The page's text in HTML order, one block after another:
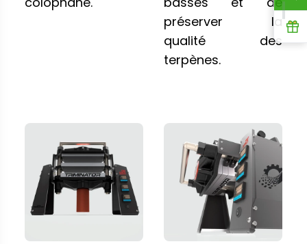
préserver la
qualité des
terpènes.